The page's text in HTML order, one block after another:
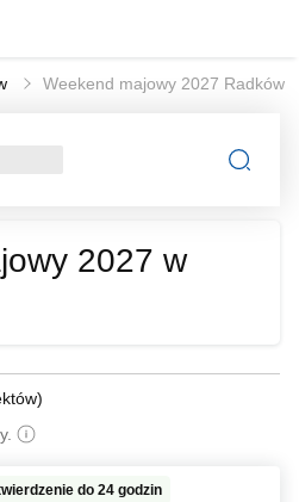
Weekend majowy 2027 Radków
2027 w
)
do 24 godzin